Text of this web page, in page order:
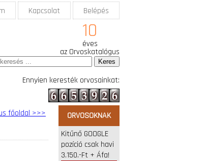
Kapcsolat Belépés
10
éves
az Orvoskatalógus
Ennyien keresték orvosainkat:
főoldal >>>
ORVOSOKNAK
Kitűnő GOOGLE
pozíció csak havi
3.150.-Ft + Áfa!